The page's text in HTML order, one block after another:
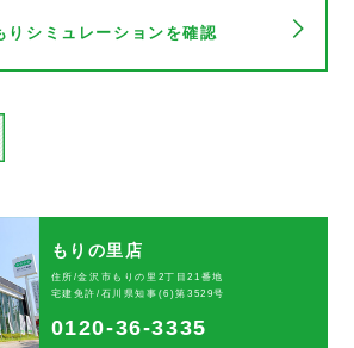
りシミュレーションを確認
もりの里店
住所/金沢市もりの里2丁目21番地
宅建免許/石川県知事(6)第3529号
0120-36-3335